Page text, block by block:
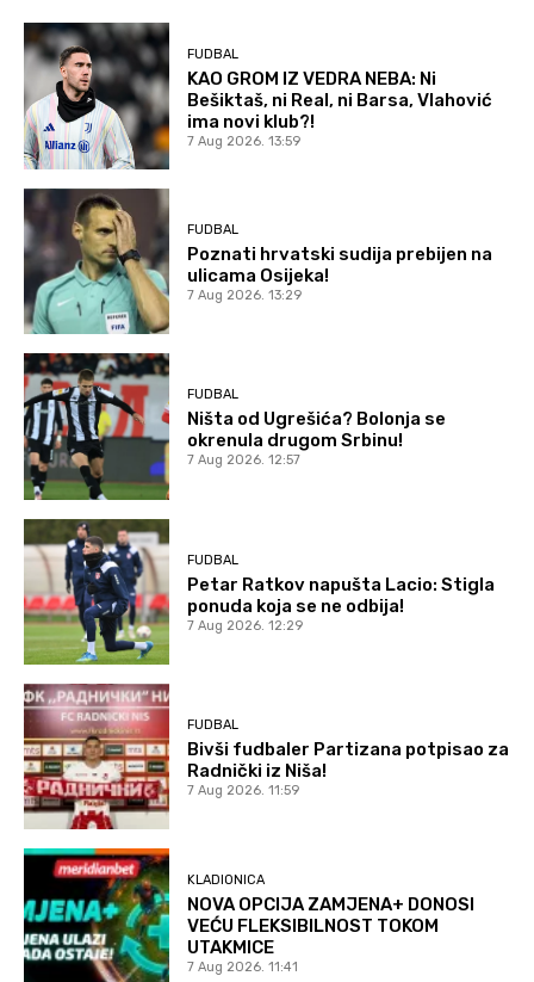
FUDBAL
KAO GROM IZ VEDRA NEBA: Ni
Bešiktaš, ni Real, ni Barsa, Vlahović
ima novi klub?!
7 Aug 2026. 13:59
FUDBAL
Poznati hrvatski sudija prebijen na
ulicama Osijeka!
7 Aug 2026. 13:29
FUDBAL
Ništa od Ugrešića? Bolonja se
okrenula drugom Srbinu!
7 Aug 2026. 12:57
FUDBAL
Petar Ratkov napušta Lacio: Stigla
ponuda koja se ne odbija!
7 Aug 2026. 12:29
FUDBAL
Bivši fudbaler Partizana potpisao za
Radnički iz Niša!
7 Aug 2026. 11:59
KLADIONICA
NOVA OPCIJA ZAMJENA+ DONOSI
VEĆU FLEKSIBILNOST TOKOM
UTAKMICE
7 Aug 2026. 11:41